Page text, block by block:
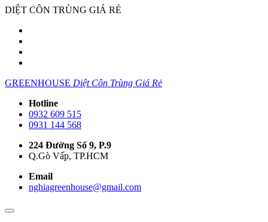
DIỆT CÔN TRÙNG GIÁ RẺ
GREENHOUSE Diệt Côn Trùng Giá Rẻ
Hotline
0932 609 515
0931 144 568
224 Đường Số 9, P.9
Q.Gò Vấp, TP.HCM
Email
nghiagreenhouse@gmail.com